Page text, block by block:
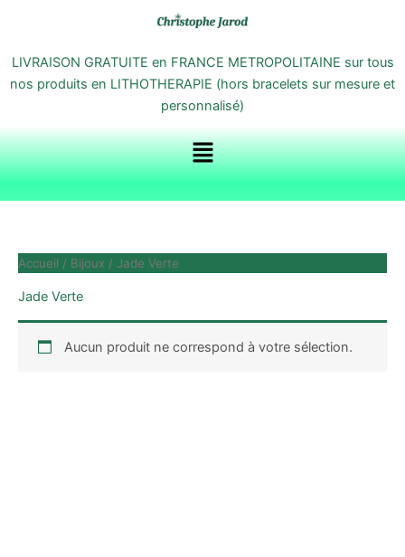
contenu
LIVRAISON GRATUITE en FRANCE METROPOLITAINE sur tous
nos produits en LITHOTHERAPIE (hors bracelets sur mesure et
personnalisé)
Menu
Accueil / Bijoux / Jade Verte
Jade Verte
Aucun produit ne correspond à votre sélection.